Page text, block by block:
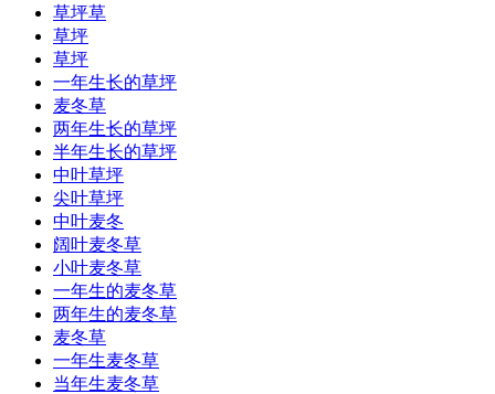
草坪草
草坪
草坪
一年生长的草坪
麦冬草
两年生长的草坪
半年生长的草坪
中叶草坪
尖叶草坪
中叶麦冬
阔叶麦冬草
小叶麦冬草
一年生的麦冬草
两年生的麦冬草
麦冬草
一年生麦冬草
当年生麦冬草